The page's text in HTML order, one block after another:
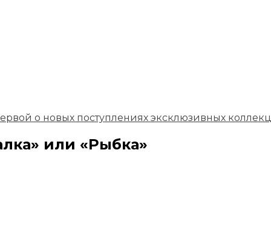
о новых поступлениях эксклюзивных
или «Рыбка»